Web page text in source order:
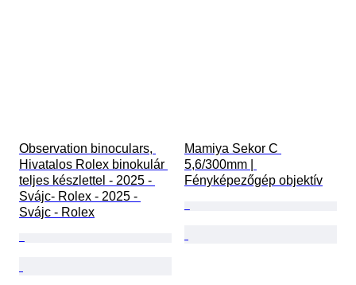
Observation binoculars,
Hivatalos Rolex binokulár
teljes készlettel - 2025 -
Svájc- Rolex - 2025 -
Svájc - Rolex
Mamiya Sekor C
5,6/300mm |
Fényképezőgép objektív